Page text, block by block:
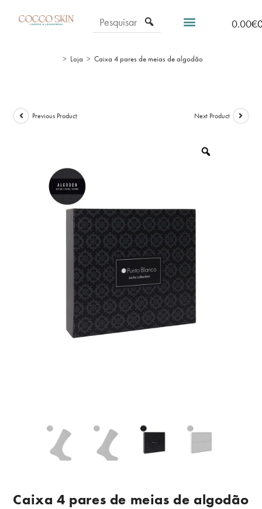
0.00€
> Loja > Caixa 4 pares de meias de algodão
Previous Product Next Product
Caixa 4 pares de meias de algodão